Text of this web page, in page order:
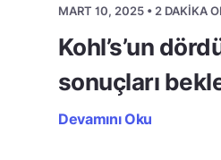
MART 10, 2025 • 2 DAKIKA
Kohl’s’un
sonuçları
Devamını Oku